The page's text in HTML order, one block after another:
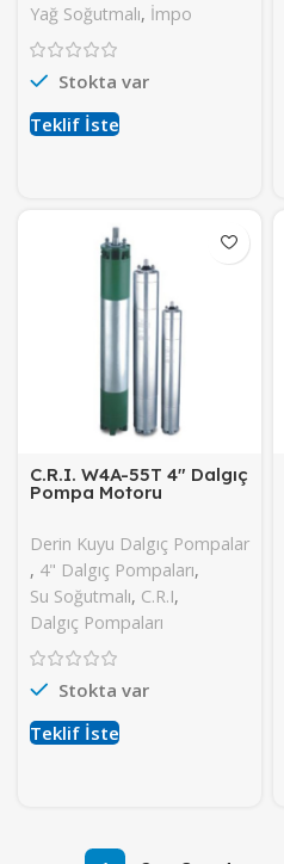
Yağ Soğutmalı, İmpo
Stokta var
Teklif İste
C.R.I. W4A-55T 4″ Dalgıç
Pompa Motoru
Derin Kuyu Dalgıç Pompalar
, 4" Dalgıç Pompaları,
Su Soğutmalı, C.R.I,
Dalgıç Pompaları
Stokta var
Teklif İste